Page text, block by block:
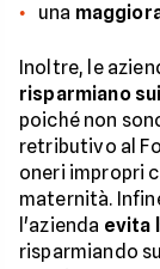
una
Inoltre, le
risparmiano
poiché non
retributivo al
oneri impropri
maternità.
l'azienda evita
risparmiando